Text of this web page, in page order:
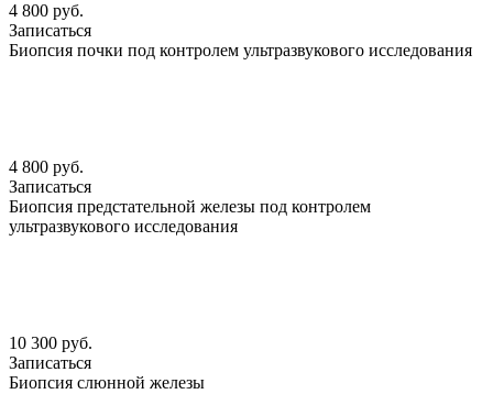
4 800 руб.
Записаться
Биопсия почки под контролем ультразвукового исследования
4 800 руб.
Записаться
Биопсия предстательной железы под контролем
ультразвукового исследования
10 300 руб.
Записаться
Биопсия слюнной железы